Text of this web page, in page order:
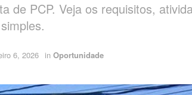
de PCP. Veja os requisitos,
6, 2026 in Oportunidade